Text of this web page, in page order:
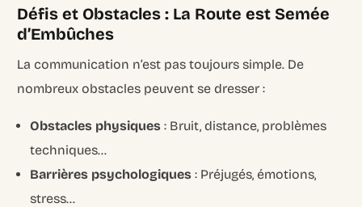
Défis et Obstacles : La Route est Semée
d’Embûches
La communication n’est pas toujours simple. De
nombreux obstacles peuvent se dresser :
Obstacles physiques : Bruit, distance, problèmes
techniques…
Barrières psychologiques : Préjugés, émotions,
stress…